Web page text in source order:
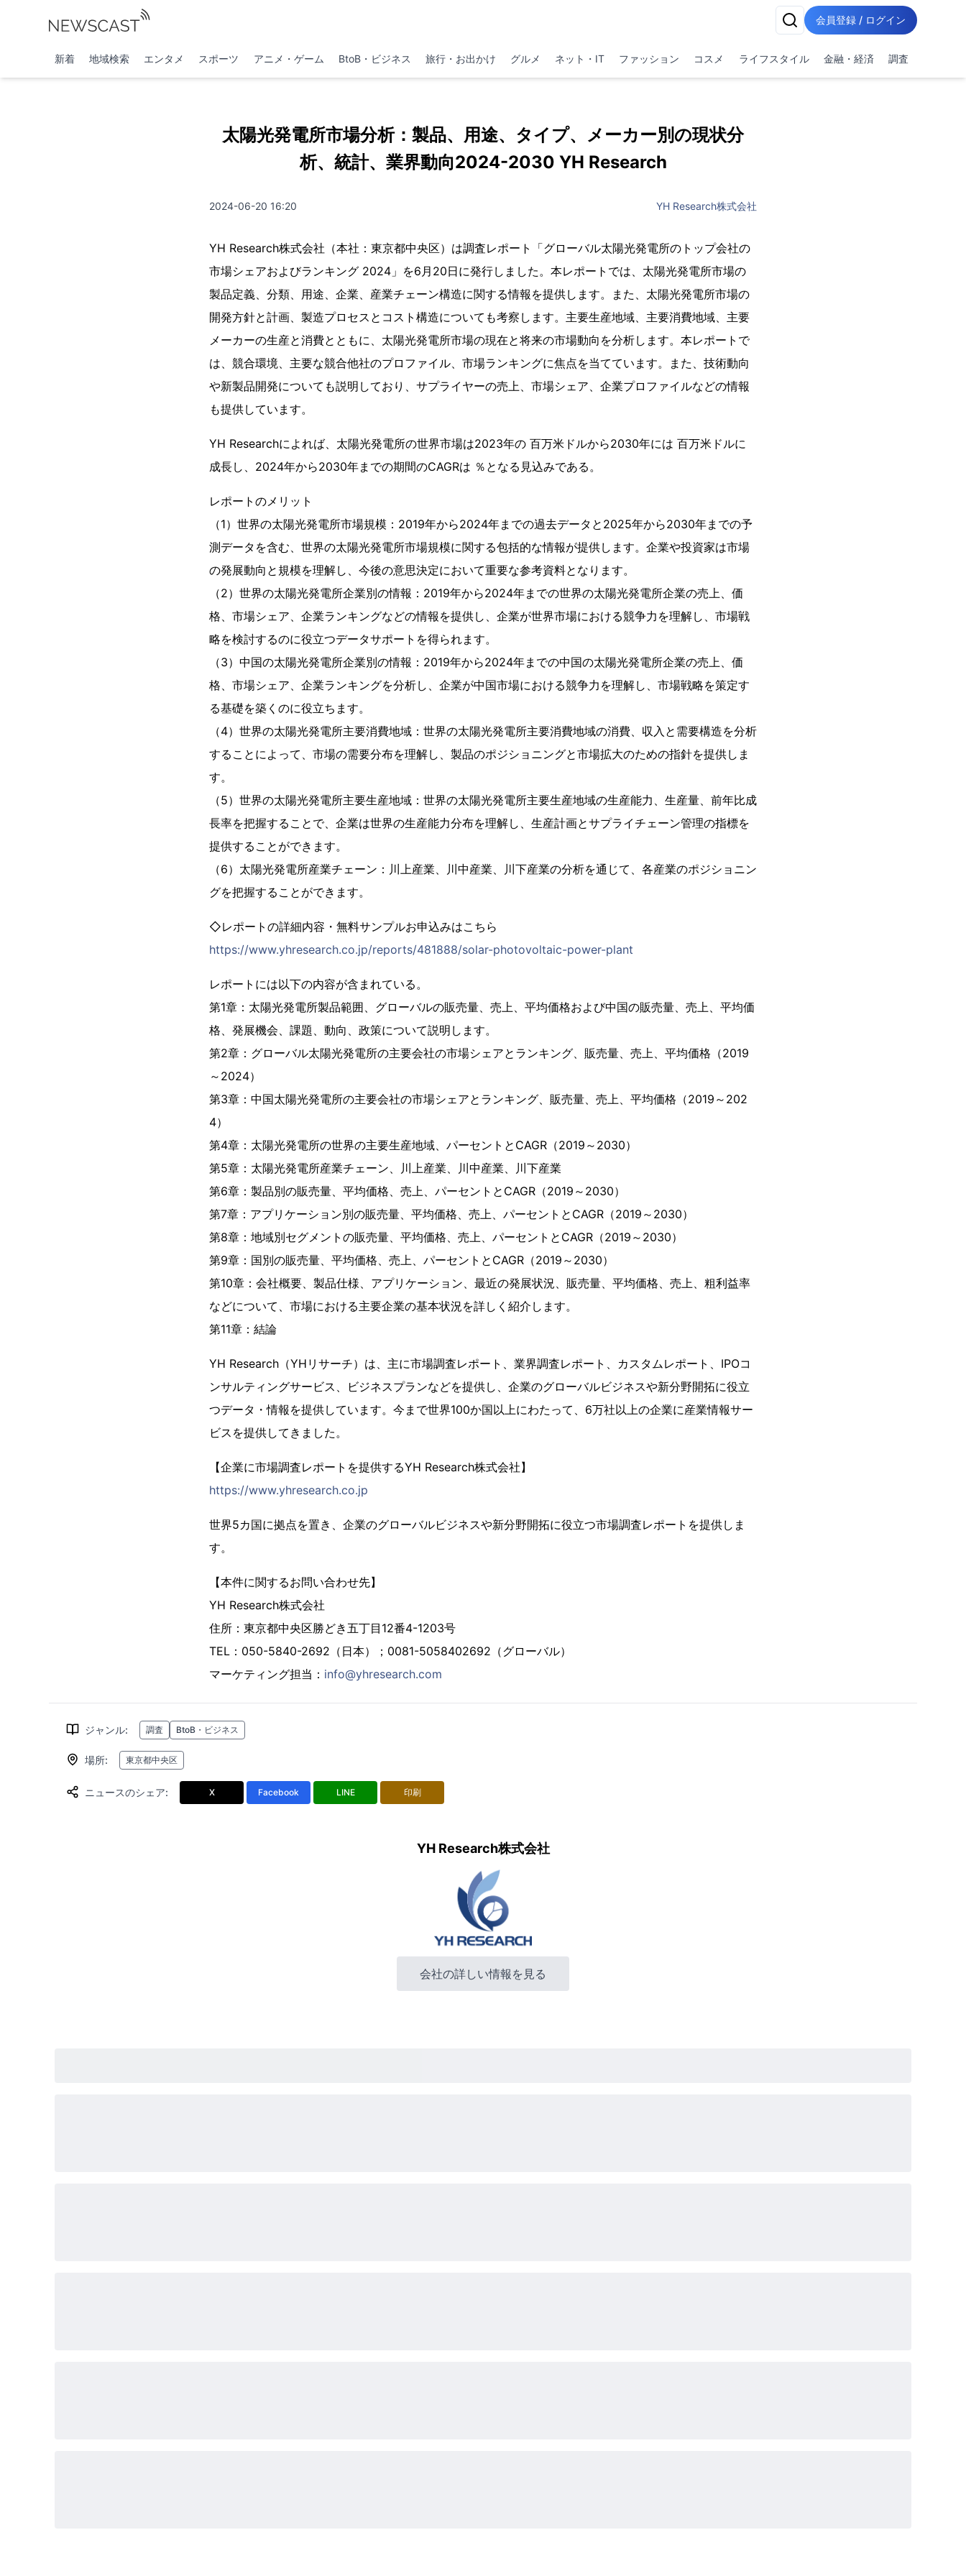
会員登録 / ログイン
新着 地域検索 エンタメ スポーツ アニメ・ゲーム BtoB・ビジネス 旅行・お出かけ グルメ ネット・IT ファッション コスメ ライフスタイル 金融・経済 調査
太陽光発電所市場分析：製品、用途、タイプ、メーカー別の現状分
析、統計、業界動向2024-2030 YH Research
2024-06-20 16:20 YH Research株式会社
YH Research株式会社（本社：東京都中央区）は調査レポート「グローバル太陽光発電所のトップ会社の
市場シェアおよびランキング 2024」を6月20日に発行しました。本レポートでは、太陽光発電所市場の
製品定義、分類、用途、企業、産業チェーン構造に関する情報を提供します。また、太陽光発電所市場の
開発方針と計画、製造プロセスとコスト構造についても考察します。主要生産地域、主要消費地域、主要
メーカーの生産と消費とともに、太陽光発電所市場の現在と将来の市場動向を分析します。本レポートで
は、競合環境、主要な競合他社のプロファイル、市場ランキングに焦点を当てています。また、技術動向
や新製品開発についても説明しており、サプライヤーの売上、市場シェア、企業プロファイルなどの情報
も提供しています。
YH Researchによれば、太陽光発電所の世界市場は2023年の 百万米ドルから2030年には 百万米ドルに
成長し、2024年から2030年までの期間のCAGRは ％となる見込みである。
レポートのメリット
（1）世界の太陽光発電所市場規模：2019年から2024年までの過去データと2025年から2030年までの予
測データを含む、世界の太陽光発電所市場規模に関する包括的な情報が提供します。企業や投資家は市場
の発展動向と規模を理解し、今後の意思決定において重要な参考資料となります。
（2）世界の太陽光発電所企業別の情報：2019年から2024年までの世界の太陽光発電所企業の売上、価
格、市場シェア、企業ランキングなどの情報を提供し、企業が世界市場における競争力を理解し、市場戦
略を検討するのに役立つデータサポートを得られます。
（3）中国の太陽光発電所企業別の情報：2019年から2024年までの中国の太陽光発電所企業の売上、価
格、市場シェア、企業ランキングを分析し、企業が中国市場における競争力を理解し、市場戦略を策定す
る基礎を築くのに役立ちます。
（4）世界の太陽光発電所主要消費地域：世界の太陽光発電所主要消費地域の消費、収入と需要構造を分析
することによって、市場の需要分布を理解し、製品のポジショニングと市場拡大のための指針を提供しま
す。
（5）世界の太陽光発電所主要生産地域：世界の太陽光発電所主要生産地域の生産能力、生産量、前年比成
長率を把握することで、企業は世界の生産能力分布を理解し、生産計画とサプライチェーン管理の指標を
提供することができます。
（6）太陽光発電所産業チェーン：川上産業、川中産業、川下産業の分析を通じて、各産業のポジショニン
グを把握することができます。
◇レポートの詳細内容・無料サンプルお申込みはこちら
https://www.yhresearch.co.jp/reports/481888/solar-photovoltaic-power-plant
レポートには以下の内容が含まれている。
第1章：太陽光発電所製品範囲、グローバルの販売量、売上、平均価格および中国の販売量、売上、平均価
格、発展機会、課題、動向、政策について説明します。
第2章：グローバル太陽光発電所の主要会社の市場シェアとランキング、販売量、売上、平均価格（2019
～2024）
第3章：中国太陽光発電所の主要会社の市場シェアとランキング、販売量、売上、平均価格（2019～202
4）
第4章：太陽光発電所の世界の主要生産地域、パーセントとCAGR（2019～2030）
第5章：太陽光発電所産業チェーン、川上産業、川中産業、川下産業
第6章：製品別の販売量、平均価格、売上、パーセントとCAGR（2019～2030）
第7章：アプリケーション別の販売量、平均価格、売上、パーセントとCAGR（2019～2030）
第8章：地域別セグメントの販売量、平均価格、売上、パーセントとCAGR（2019～2030）
第9章：国別の販売量、平均価格、売上、パーセントとCAGR（2019～2030）
第10章：会社概要、製品仕様、アプリケーション、最近の発展状況、販売量、平均価格、売上、粗利益率
などについて、市場における主要企業の基本状況を詳しく紹介します。
第11章：結論
YH Research（YHリサーチ）は、主に市場調査レポート、業界調査レポート、カスタムレポート、IPOコ
ンサルティングサービス、ビジネスプランなどを提供し、企業のグローバルビジネスや新分野開拓に役立
つデータ・情報を提供しています。今まで世界100か国以上にわたって、6万社以上の企業に産業情報サー
ビスを提供してきました。
【企業に市場調査レポートを提供するYH Research株式会社】
https://www.yhresearch.co.jp
世界5カ国に拠点を置き、企業のグローバルビジネスや新分野開拓に役立つ市場調査レポートを提供しま
す。
【本件に関するお問い合わせ先】
YH Research株式会社
住所：東京都中央区勝どき五丁目12番4-1203号
TEL：050-5840-2692（日本）；0081-5058402692（グローバル）
マーケティング担当： info@yhresearch.com
ジャンル: 調査 BtoB・ビジネス
場所: 東京都中央区
ニュースのシェア: X Facebook LINE 印刷
YH Research株式会社
会社の詳しい情報を見る